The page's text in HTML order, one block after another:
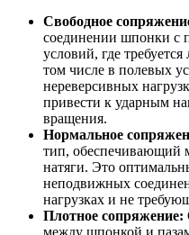
Свободное
соединении шпонки с
условий, где требуется
том числе в полевых
нереверсивных
привести к ударным
вращения.
Нормальное
тип, обеспечивающий
натяги. Это
неподвижных
нагрузках и не
Плотное сопряжение: